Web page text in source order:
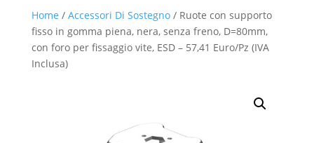
Home / Accessori Di Sostegno/ Ruote con supporto
fisso in gomma piena, nera, senza freno, D=80mm,
con foro per fissaggio vite, ESD – 57,41 Euro/Pz (IVA
Inclusa)